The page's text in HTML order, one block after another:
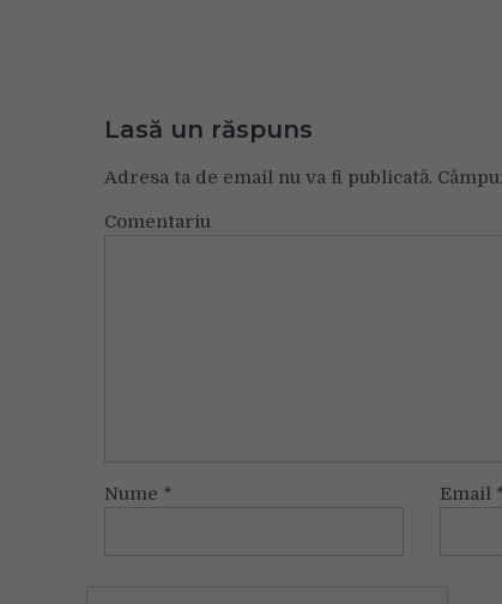
Lasă un răspuns
Adresa ta de email nu va fi publicată.
Comentariu
Nume * Email